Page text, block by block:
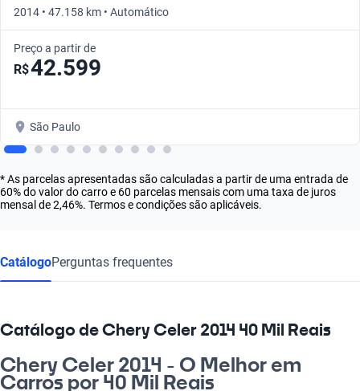
2014 • 47.158 km • Automático
Preço a partir de
R$42.599
São Paulo
* As parcelas apresentadas são calculadas a partir de uma entrada de
60% do valor do carro e 60 parcelas mensais com uma taxa de juros
mensal de 2,46%. Termos e condições são aplicáveis.
CatálogoPerguntas frequentes
Catálogo de Chery Celer 2014 40 Mil Reais
Chery Celer 2014 - O Melhor em
Carros por 40 Mil Reais